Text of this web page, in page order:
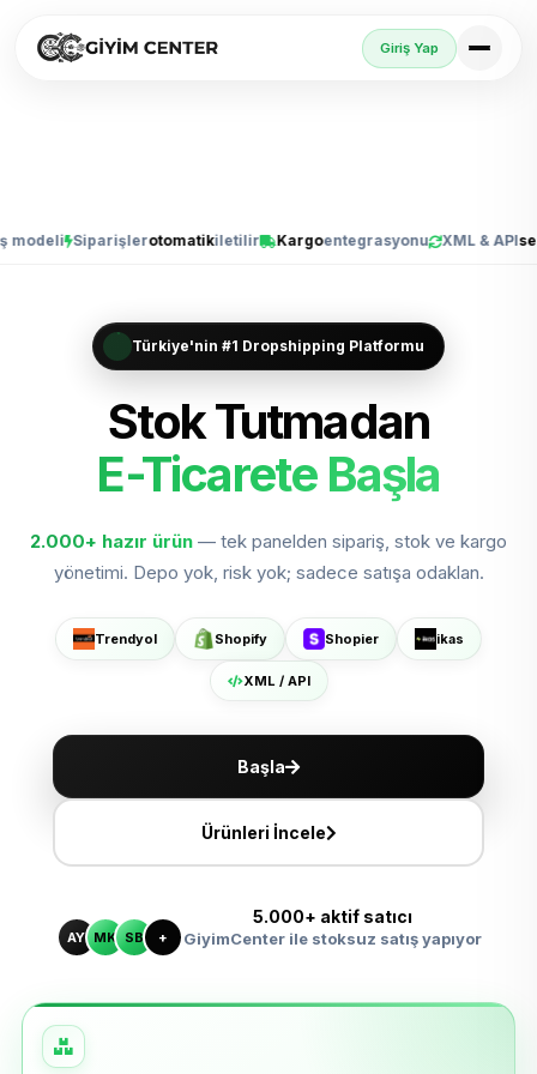
Giriş Yap
Siparişlerotomatikiletilir Kargoentegrasyonu XML & APIsenkron
Türkiye'nin #1 Dropshipping Platformu
Stok Tutmadan
Trendyol,
E-Ticarete Başla
Trendyol'da Sat
Shopify'da Büyüt
Shopier'da Aç
ikas'ta Sat
XML ile Ölçeklen
2.000+ hazır ürün — tek panelden sipariş, stok ve kargo
yönetimi. Depo yok, risk yok; sadece satışa odaklan.
Trendyol Shopify Shopier ikas
XML / API
Başla
Ürünleri İncele
AY MK SB +
5.000+ aktif satıcı
GiyimCenter ile stoksuz satış yapıyor